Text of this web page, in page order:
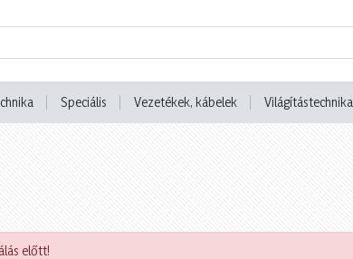
Speciális Vezetékek, kábelek Világítástechnika
előtt!